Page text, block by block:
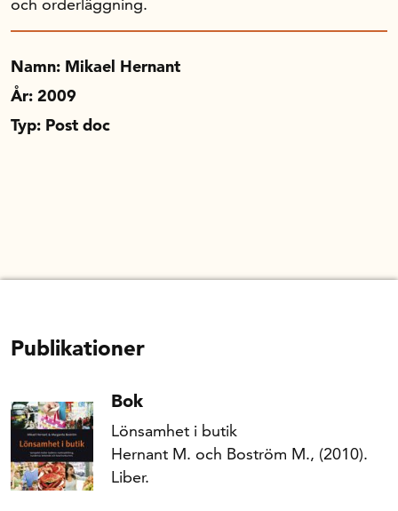
Namn: Mikael Hernant
År: 2009
Typ: Post doc
Publikationer
Bok
Lönsamhet i butik
Hernant M. och Boström M., (2010).
Liber.